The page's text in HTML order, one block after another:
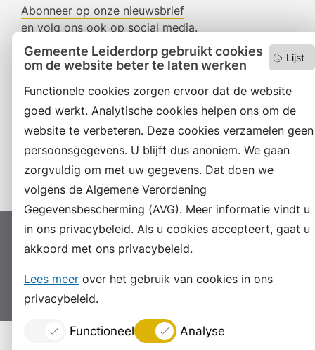
Lijst
Gemeente Leiderdorp gebruikt cookies
om de website beter te laten werken
Functionele cookies zorgen ervoor dat de website
goed werkt. Analytische cookies helpen ons om de
website te verbeteren. Deze cookies verzamelen geen
persoonsgegevens. U blijft dus anoniem. We gaan
zorgvuldig om met uw gegevens. Dat doen we
volgens de Algemene Verordening
Gegevensbescherming (AVG). Meer informatie vindt u
in ons privacybeleid. Als u cookies accepteert, gaat u
akkoord met ons privacybeleid.
Lees meer over het gebruik van cookies in ons
privacybeleid.
Functioneel Analyse
Abonneer op onze nieuwsbrief
en volg ons ook op social media.
RSS
LinkedIn
Instagram
Proclaimer Colofon
Suggesties
Archief Vacatures